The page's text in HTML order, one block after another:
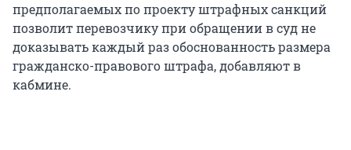
предполагаемых по проекту штрафных санкций
позволит перевозчику при обращении в суд не
доказывать каждый раз обоснованность размера
гражданско-правового штрафа, добавляют в
кабмине.